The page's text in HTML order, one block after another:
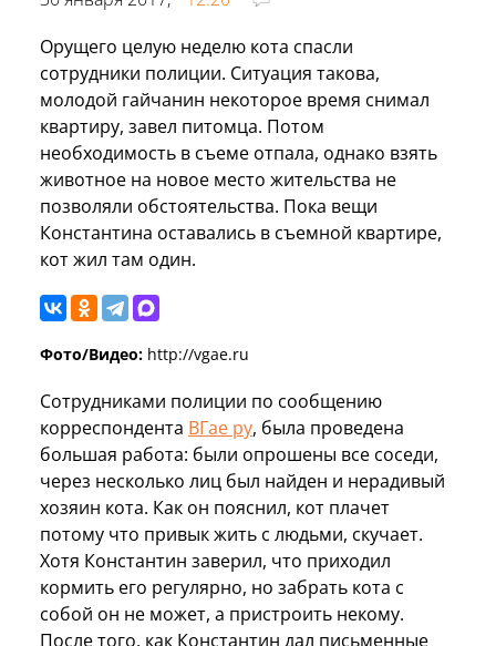
Орущего целую неделю кота спасли
сотрудники полиции. Ситуация такова,
молодой гайчанин некоторое время снимал
квартиру, завел питомца. Потом
необходимость в съеме отпала, однако взять
животное на новое место жительства не
позволяли обстоятельства. Пока вещи
Константина оставались в съемной квартире,
кот жил там один.
Фото/Видео: http://vgae.ru
Сотрудниками полиции по сообщению
корреспондента ВГае ру, была проведена
большая работа: были опрошены все соседи,
через несколько лиц был найден и нерадивый
хозяин кота. Как он пояснил, кот плачет
потому что привык жить с людьми, скучает.
Хотя Константин заверил, что приходил
кормить его регулярно, но забрать кота с
собой он не может, а пристроить некому.
После того, как Константин дал письменные